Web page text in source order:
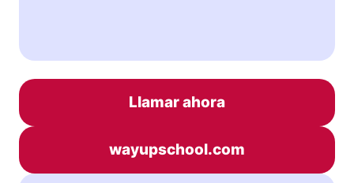
Llamar ahora
wayupschool.com